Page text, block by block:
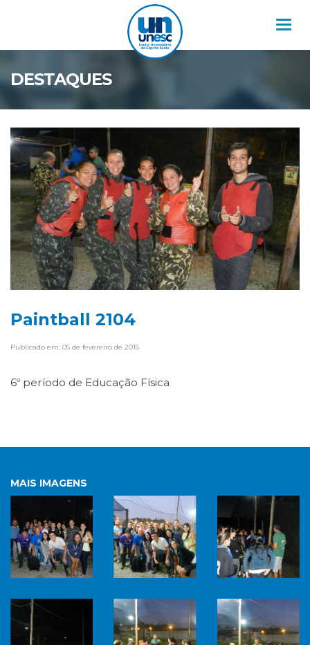
DESTAQUES
Paintball 2104
Publicado em: 05 de fevereiro de 2015
6º período de Educação Física
MAIS IMAGENS